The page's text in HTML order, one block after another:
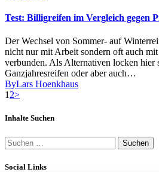
Test: Billigreifen im Vergleich gegen
Der Wechsel von Sommer- auf
nicht nur mit Arbeit sondern oft auch
verbunden. Als Alternativen locken hier
Ganzjahresreifen oder aber auch…
ByLars Hoenkhaus
Seitennummerierung
der
Page
1 Page
2>
Inhalte Suchen
Suchen
nach:
Social Links